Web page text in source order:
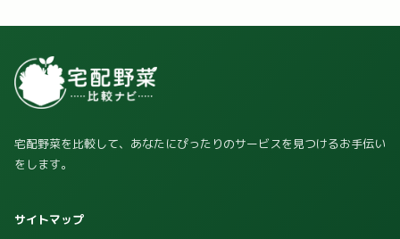
宅配野菜を比較して、あなたにぴったりのサービスを見つけるお手伝い
をします。
サイトマップ